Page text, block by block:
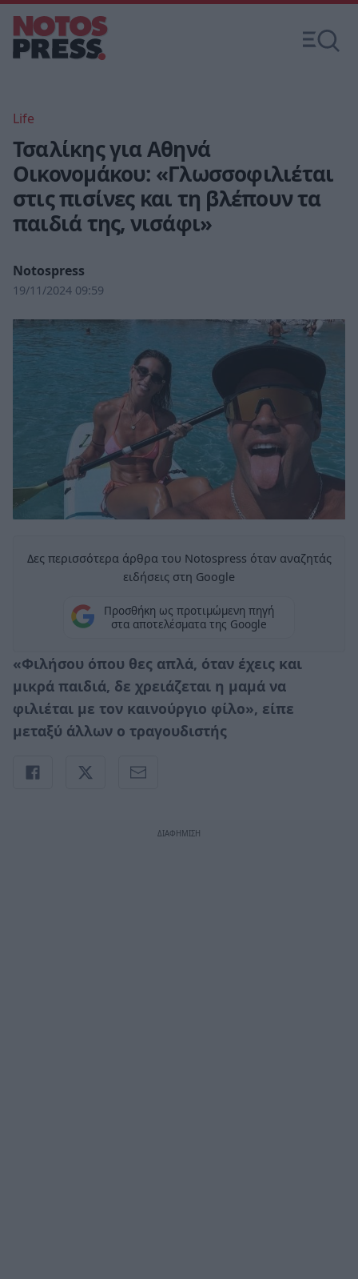
Life
Τσαλίκης για Αθηνά
Οικονομάκου: «Γλωσσοφιλιέται
στις πισίνες και τη βλέπουν τα
παιδιά της, νισάφι»
Notospress
19/11/2024 09:59
Δες περισσότερα άρθρα του Notospress όταν αναζητάς
ειδήσεις στη Google
Προσθήκη ως προτιμώμενη πηγή
στα αποτελέσματα της Google
«Φιλήσου όπου θες απλά, όταν έχεις και
μικρά παιδιά, δε χρειάζεται η μαμά να
φιλιέται με τον καινούργιο φίλο», είπε
μεταξύ άλλων ο τραγουδιστής